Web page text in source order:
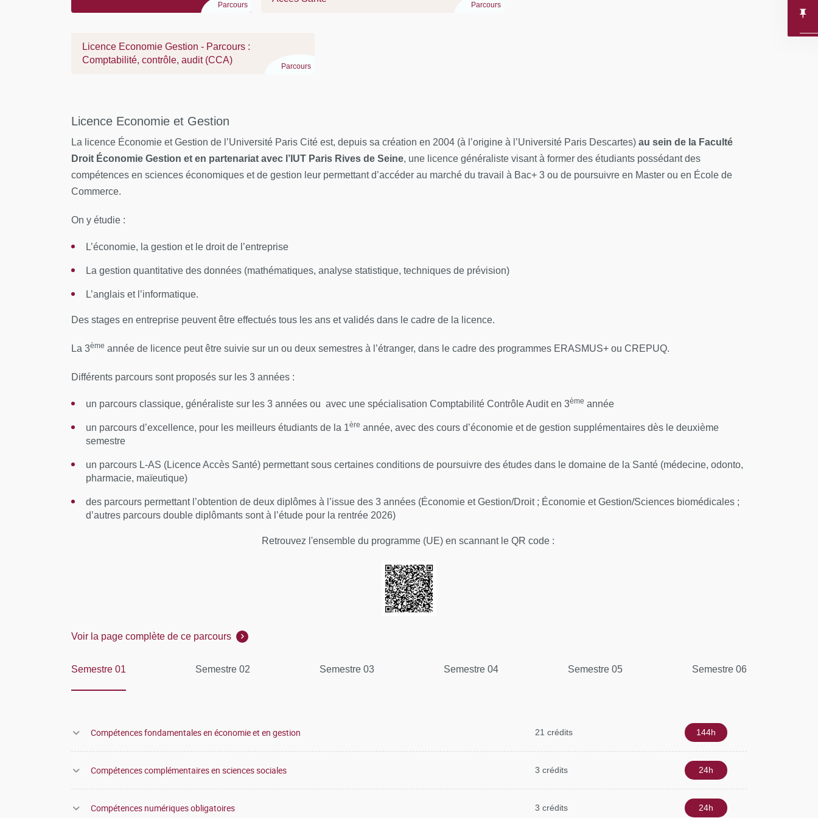
avec les acquis de la mention ainsi que les parcours possibles pour y
Caractériser et valoriser son identité, ses compétences et son projet
professionnel en fonction d’un contexte.
Bloc de compétences - Action en responsabilité au sein d'une
organisation professionnelle :
Situer son rôle et sa mission au sein d'une organisation pour s’adapter et
prendre des initiatives.
Respecter les principes d’éthique, de déontologie et de responsabilité
service d’un projet.
Analyser ses actions en situation professionnelle, s’autoévaluer pour
améliorer sa pratique.
Parcours Parcours
Licence Economie Gestion - Parcours :
Comptabilité, contrôle, audit (CCA)
Parcours
Licence Economie et Gestion
La licence Économie et Gestion de l’Université Paris Cité est, depuis sa création en 2004 (à l’origine à l’Université Paris Descartes) au sein de la Faculté
Droit Économie Gestion et en partenariat avec l’IUT Paris Rives de Seine, une licence généraliste visant à former des étudiants possédant des
compétences en sciences économiques et de gestion leur permettant d’accéder au marché du travail à Bac+ 3 ou de poursuivre en Master ou en École de
Commerce.
On y étudie :
L’économie, la gestion et le droit de l’entreprise
La gestion quantitative des données (mathématiques, analyse statistique, techniques de prévision)
L’anglais et l’informatique.
Des stages en entreprise peuvent être effectués tous les ans et validés dans le cadre de la licence.
La 3ème année de licence peut être suivie sur un ou deux semestres à l’étranger, dans le cadre des programmes ERASMUS+ ou CREPUQ.
Différents parcours sont proposés sur les 3 années :
un parcours classique, généraliste sur les 3 années ou avec une spécialisation Comptabilité Contrôle Audit en 3ème année
un parcours d’excellence, pour les meilleurs étudiants de la 1ère année, avec des cours d’économie et de gestion supplémentaires dès le deuxième
semestre
un parcours L-AS (Licence Accès Santé) permettant sous certaines conditions de poursuivre des études dans le domaine de la Santé (médecine, odonto,
pharmacie, maïeutique)
des parcours permettant l’obtention de deux diplômes à l’issue des 3 années (Économie et Gestion/Droit ; Économie et Gestion/Sciences biomédicales ;
d’autres parcours double diplômants sont à l’étude pour la rentrée 2026)
Retrouvez l'ensemble du programme (UE) en scannant le QR code :
Voir la page complète de ce parcours
Semestre 01 Semestre 02 Semestre 03 Semestre 04 Semestre 05 Semestre 06
Compétences fondamentales en économie et en gestion 21 crédits 144h
Compétences complémentaires en sciences sociales 3 crédits 24h
Compétences numériques obligatoires 3 crédits 24h